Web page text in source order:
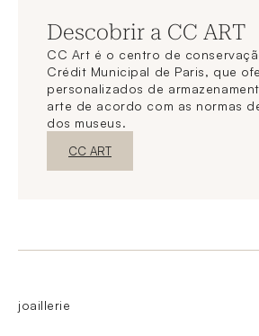
Descobrir a CC ART
CC Art é o centro de
Crédit Municipal de Paris, que
personalizados de
arte de acordo com as normas
dos museus.
Nova janelaDescubra o
CC ART
joaillerie